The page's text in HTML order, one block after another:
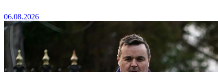
06.08.2026